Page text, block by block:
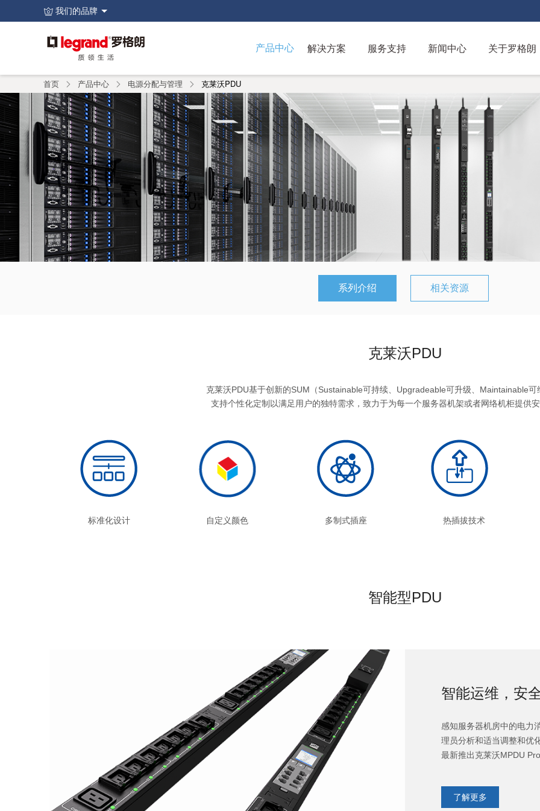
到
主
要
内
容
页 我们的品牌
像
导
航
产品中心 解决方案 服务支持 新闻中心 关于罗格朗
面
包
屑
首页 产品中心 电源分配与管理 克莱沃PDU
系列介绍 相关资源
克莱沃PDU
克莱沃PDU基于创新的SUM（Sustainable可持续、Upgradeable可升级、Maintainable可
支持个性化定制以满足用户的独特需求，致力于为每一个服务器机架或者网络机柜提供
标准化设计 自定义颜色 多制式插座 热插拔技术
智能型PDU
智能运维，安
感知服务器机房中的电力
理员分析和适当调整和优
最新推出克莱沃MPDU
了解更多